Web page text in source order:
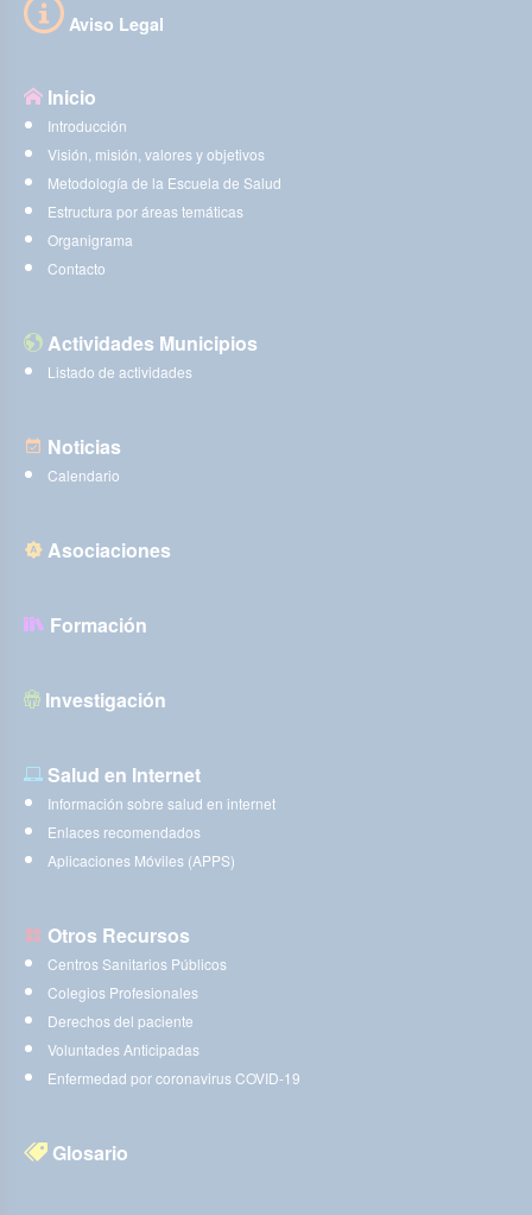
Aviso Legal
Inicio
Introducción
Visión, misión, valores y objetivos
Metodología de la Escuela de Salud
Estructura por áreas temáticas
Organigrama
Contacto
Actividades Municipios
Listado de actividades
Noticias
Calendario
Asociaciones
Formación
Investigación
Salud en Internet
Información sobre salud en internet
Enlaces recomendados
Aplicaciones Móviles (APPS)
Otros Recursos
Centros Sanitarios Públicos
Colegios Profesionales
Derechos del paciente
Voluntades Anticipadas
Enfermedad por coronavirus COVID-19
Glosario